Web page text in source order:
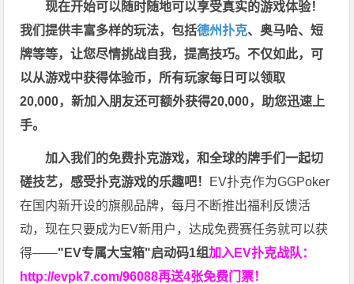
现在开始可以随时随地可以享受真实的游戏体验！
我们提供丰富多样的玩法，包括德州扑克、奥马哈、短
牌等等，让您尽情挑战自我，提高技巧。不仅如此， 可
以从游戏中获得体验币，所有玩家每日可以领取
20,000，新加入朋友还可额外获得20,000，助您迅速上
手。
加入我们的免费扑克游戏，和全球的牌手们一起切
磋技艺，感受扑克游戏的乐趣吧！ EV扑克作为GGPoker
在国内新开设的旗舰品牌，每月不断推出福利反馈活
动，现在只要成为EV新用户，达成免费赛任务就可以获
得——"EV专属大宝箱"启动码1组加入EV扑克战队：
http://evpk7.com/96088再送4张免费门票！